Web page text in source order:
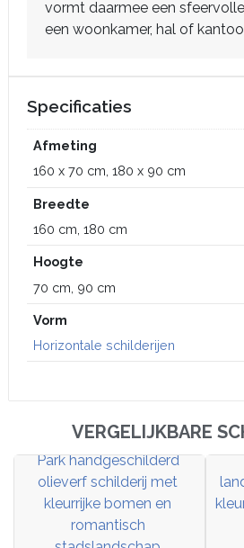
vormt daarmee een
een woonkamer, hal of
Specificaties
Afmeting
160 x 70 cm, 180 x 90 cm
Breedte
160 cm, 180 cm
Hoogte
70 cm, 90 cm
Vorm
Horizontale schilderijen
VERGELIJKBARE